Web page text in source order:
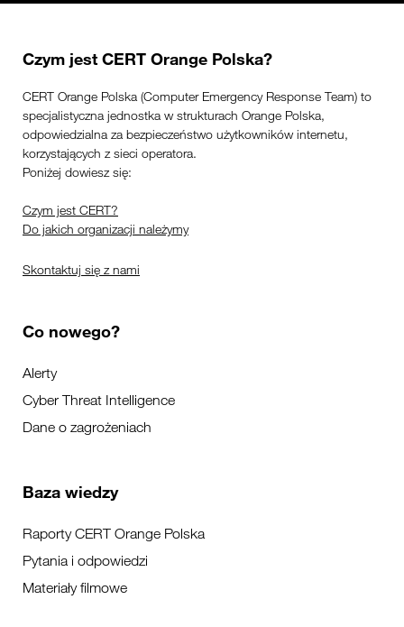
Czym jest CERT Orange Polska?
CERT Orange Polska (Computer Emergency Response Team) to
specjalistyczna jednostka w strukturach Orange Polska,
odpowiedzialna za bezpieczeństwo użytkowników internetu,
korzystających z sieci operatora.
Poniżej dowiesz się:
Czym jest CERT?
Do jakich organizacji należymy
Skontaktuj się z nami
Co nowego?
Alerty
Cyber Threat Intelligence
Dane o zagrożeniach
Baza wiedzy
Raporty CERT Orange Polska
Pytania i odpowiedzi
Materiały filmowe